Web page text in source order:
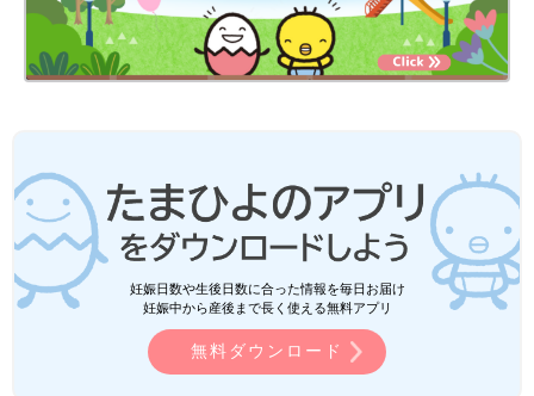
妊娠日数や生後日数に合った情報を毎日お届け
妊娠中から産後まで長く使える無料アプリ
無料ダウンロード